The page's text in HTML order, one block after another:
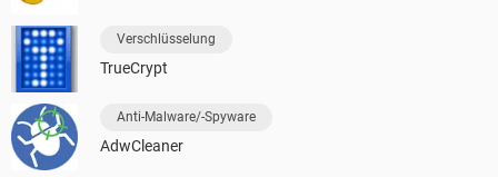
Verschlüsselung
TrueCrypt
Anti-Malware/-Spyware
AdwCleaner